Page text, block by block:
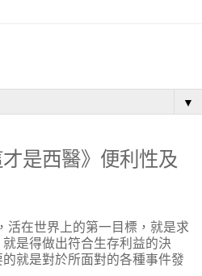
▼
才是西醫》便利性及
活在世界上的第一目標，就是求
是得做出符合生存利益的決
就是對於所面對的各種事件發